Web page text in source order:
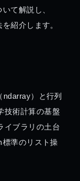
て解説し、
紹介します。
ndarray）と行列
技術計算の基盤
イブラリの土台
標準のリスト操